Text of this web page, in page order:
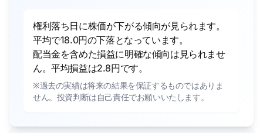
権利落ち日に株価が下がる傾向が見られます。
平均で18.0円の下落となっています。
配当金を含めた損益に明確な傾向は見られませ
ん。平均損益は2.8円です。
※過去の実績は将来の結果を保証するものではありま
せん。投資判断は自己責任でお願いいたします。